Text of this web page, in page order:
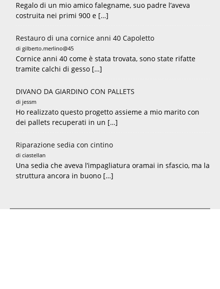
Regalo di un mio amico falegname, suo padre l’aveva
costruita nei primi 900 e […]
Restauro di una cornice anni 40 Capoletto
di gilberto.merlino@45
Cornice anni 40 come è stata trovata, sono state rifatte
tramite calchi di gesso […]
DIVANO DA GIARDINO CON PALLETS
di jessm
Ho realizzato questo progetto assieme a mio marito con
dei pallets recuperati in un […]
Riparazione sedia con cintino
di ciastellan
Una sedia che aveva l’impagliatura oramai in sfascio, ma la
struttura ancora in buono […]